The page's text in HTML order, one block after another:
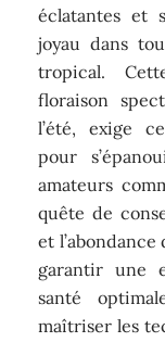
éclatantes et
joyau dans
tropical.
floraison
l’été, exige
pour
amateurs
quête de
et
garantir une
santé
maîtriser les